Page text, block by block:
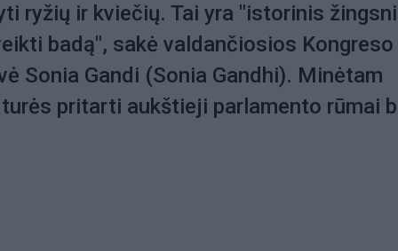
ryžių ir kviečių. Tai yra "istorinis
badą", sakė valdančiosios Kongreso
Sonia Gandi (Sonia Gandhi). Minėtam
pritarti aukštieji parlamento rūmai